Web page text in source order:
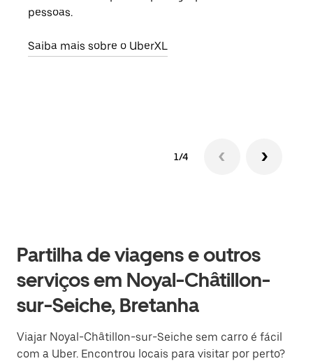
pessoas.
Saiba mais sobre o UberXL
1/4
Partilha de viagens e outros
serviços em Noyal-Châtillon-
sur-Seiche, Bretanha
Viajar Noyal-Châtillon-sur-Seiche sem carro é fácil
com a Uber. Encontrou locais para visitar por perto?